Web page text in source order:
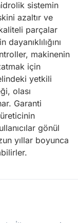
sistemin
azaltır ve
parçalar
makinenin
için
yetkili
olası
Garanti
gönül
yıllar boyunca